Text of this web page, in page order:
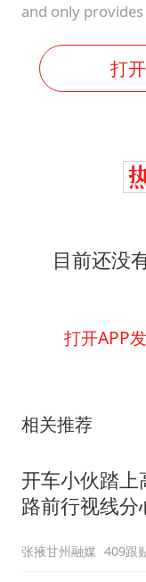
and only
打
目前还没
打开APP
相关推荐
开车小伙踏上
路前行视线分
心分了 先担心
张掖甘州融媒 409跟